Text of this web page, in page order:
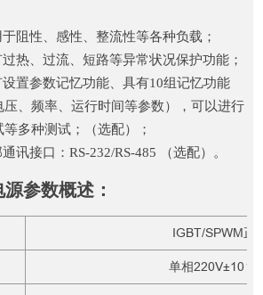
阻性、感性、整流性等各种负载；
热、过流、短路等异常状况保护功能；
置参数记忆功能、具有10组记忆功能
压、频率、运行时间等参数），可以进行
多种测试；（选配）；
讯接口：RS-232/RS-485 （选配）。
参数概述：
IGBT/SPWM正
单相220V±10％